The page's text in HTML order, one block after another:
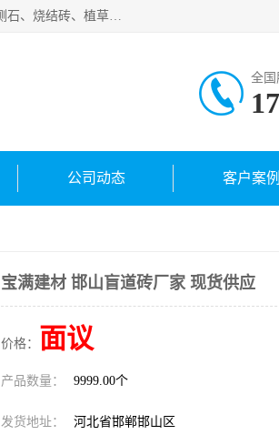
邯郸市宝满建材有限公司专业生产各种水泥预制件，包括仿花岗岩路面砖、仿花岗岩人行道砖、仿花岗岩路侧石、烧结砖、植草砖、码头砖连锁块、仿花岗岩路侧石、沙井盖、水泥盖板等各种水泥制品
全国
公司动态 客户案例
宝满建材 邯山盲道砖厂家 现货供应
价格： 面议
产品数量： 9999.00个
发货地址： 河北省邯郸邯山区